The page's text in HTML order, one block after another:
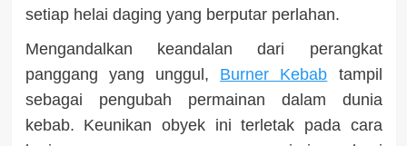
setiap helai daging yang berputar perlahan.
Mengandalkan keandalan dari perangkat
panggang yang unggul, Burner Kebab tampil
sebagai pengubah permainan dalam dunia
kebab. Keunikan obyek ini terletak pada cara